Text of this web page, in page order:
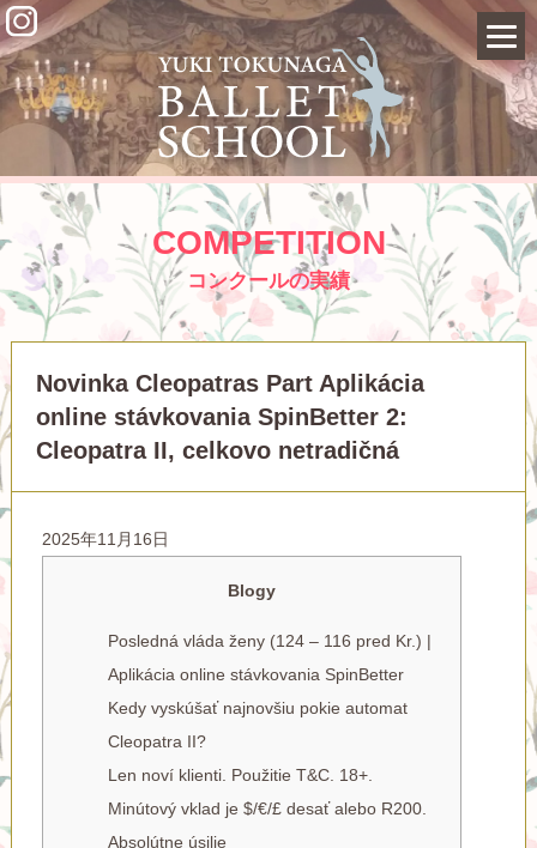
COMPETITION
コンクールの実績
Novinka Cleopatras Part Aplikácia
online stávkovania SpinBetter 2:
Cleopatra II, celkovo netradičná
2025年11月16日
Blogy
Posledná vláda ženy (124 – 116 pred Kr.) |
Aplikácia online stávkovania SpinBetter
Kedy vyskúšať najnovšiu pokie automat
Cleopatra II?
Len noví klienti. Použitie T&C. 18+.
Minútový vklad je $/€/£ desať alebo R200.
Absolútne úsilie